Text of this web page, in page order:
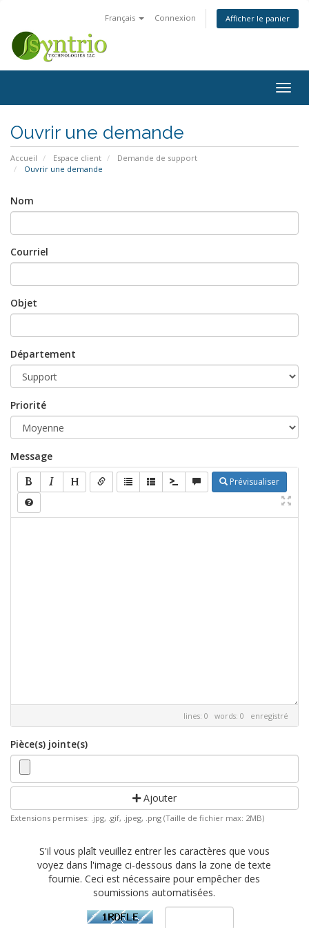
Français Connexion Afficher le panier
la
Ouvrir une demande
Accueil Espace client
Demande de support
Ouvrir une demande
Nom
Courriel
Objet
Département
Priorité
Message
Prévisualiser
lines: 0 words: 0 enregistré
Pièce(s) jointe(s)
Ajouter
Extensions permises: .jpg, .gif, .jpeg, .png (Taille de fichier max: 2MB)
S'il vous plaît veuillez entrer les caractères que vous
voyez dans l'image ci-dessous dans la zone de texte
fournie. Ceci est nécessaire pour empêcher des
soumissions automatisées.